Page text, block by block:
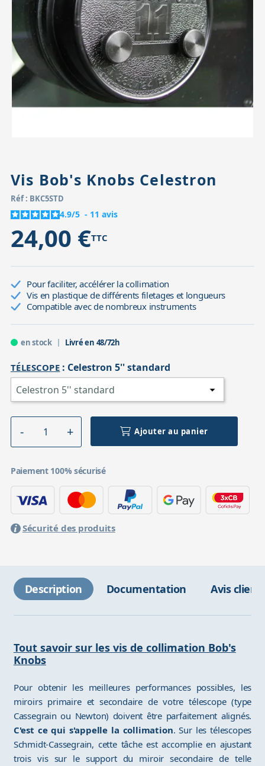
Accessoires pour montures
Têtes
Pièces détachées
Vis Bob's Knobs Celestron
Réf : BKC5STD
4.9/5 - 11 avis
24,00 €TTC
Pour faciliter, accélérer la collimation
Vis en plastique de différents filetages et longueurs
Compatible avec de nombreux instruments
en stock Livré en 48/72h
TÉLESCOPE : Celestron 5'' standard
Ajouter au panier
Paiement 100% sécurisé
Sécurité des produits
Description Documentation Avis
Tout savoir sur les vis de collimation Bob's
Knobs
Pour obtenir les meilleures performances possibles, les
miroirs primaire et secondaire de votre télescope (type
Cassegrain ou Newton) doivent être parfaitement alignés.
C'est ce qui s'appelle la collimation. Sur les télescopes
Schmidt-Cassegrain, cette tâche est accomplie en ajustant
trois vis sur le support du miroir secondaire de telle